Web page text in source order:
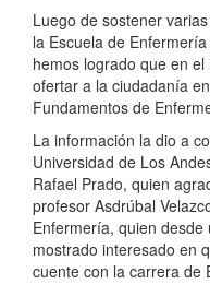
Luego de sostener
la Escuela de
hemos logrado que en
ofertar a la ciudadanía
Fundamentos de
La información la dio a
Universidad de Los
Rafael Prado, quien
profesor Asdrúbal
Enfermería, quien
mostrado interesado en
cuente con la carrera de